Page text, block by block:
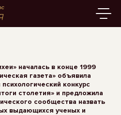
началась в конце 1999
газета» объявила
конкурс
столетия» и предложила
сообщества назвать
выдающихся ученых и